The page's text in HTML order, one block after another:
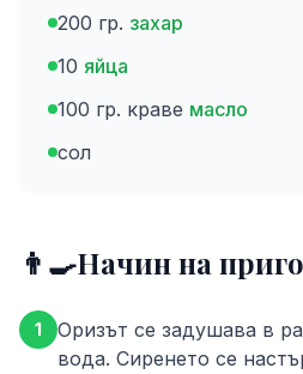
200 гр. захар
10 яйца
100 гр. краве масло
сол
👨‍🍳Начин на
1
Оризът се задушава в
вода. Сиренето се